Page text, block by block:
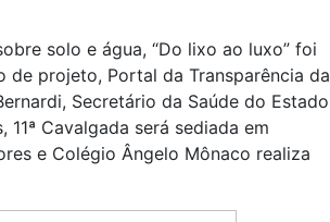
solo e água, “Do lixo ao luxo” foi
de projeto, Portal da Transparência da
Secretário da Saúde do Estado
Cavalgada será sediada em
e Colégio Ângelo Mônaco realiza